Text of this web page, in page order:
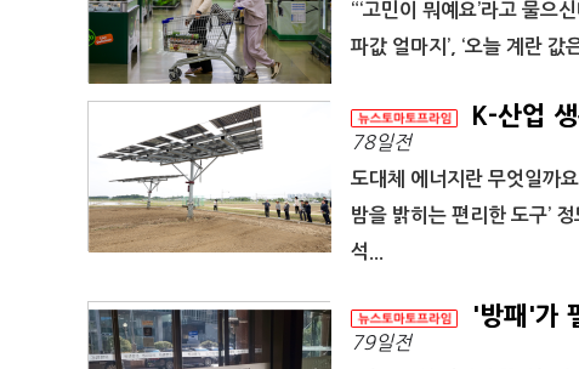
“‘고민이 뭐예요’라고 물으
파값 얼마지’, ‘오늘 계란 값
K-산업 생
78일전
도대체 에너지란 무엇일까
밤을 밝히는 편리한 도구’
석...
'방패'가
79일전